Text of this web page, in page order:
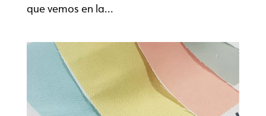
que vemos en la...